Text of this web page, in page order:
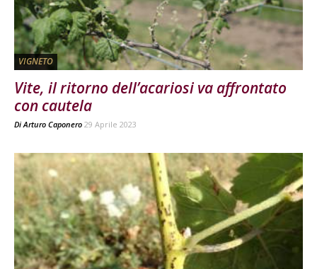
VIGNETO
Vite, il ritorno dell’acariosi va affrontato
con cautela
DiArturo Caponero 29 Aprile 2023